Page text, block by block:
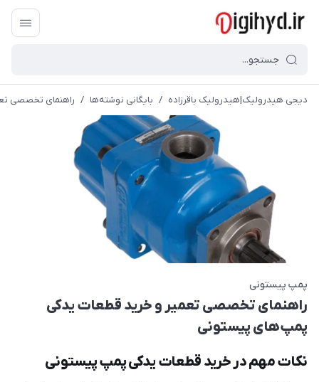
دیجی هیدرولیک|هیدرولیک باقرزاده / بایگانی نوشته‌ها / راهنمای تخصصی
پمپ پیستونی
راهنمای تخصصی تعمیر و خرید قطعات یدکی
پمپ‌های پیستونی
نکات مهم در خرید قطعات یدکی پمپ پیستونی